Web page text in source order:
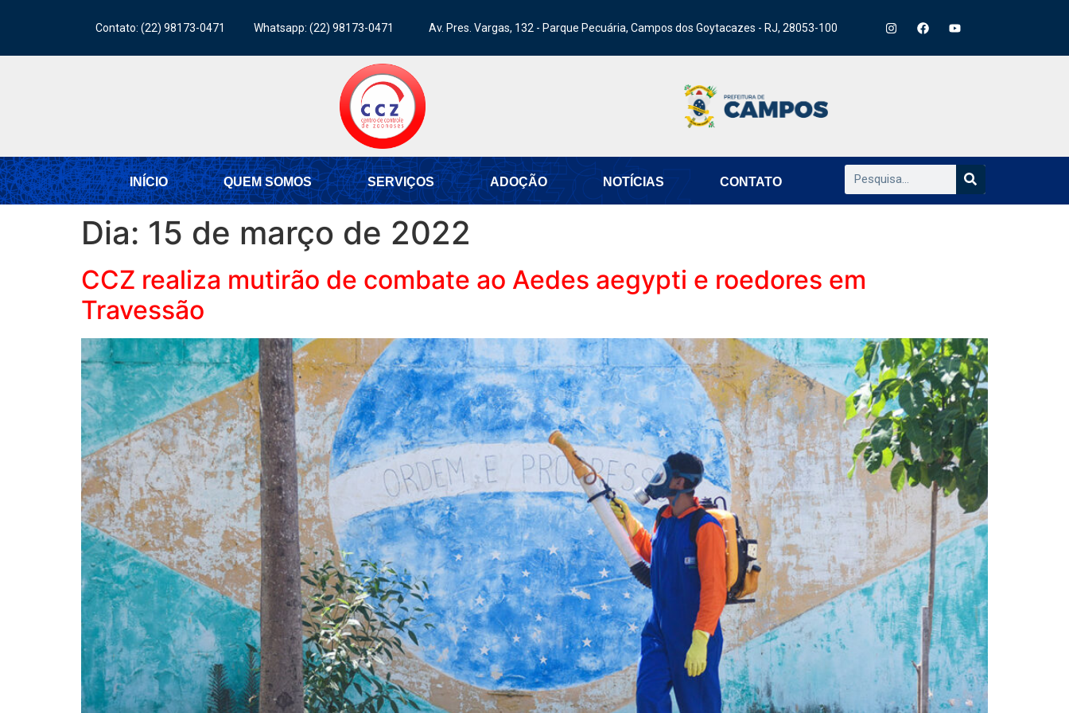
Contato: (22) 98173-0471 Whatsapp: (22) 98173-0471 Av. Pres. Vargas, 132 - Parque Pecuária, Campos dos Goytacazes - RJ, 28053-100
INÍCIO QUEM SOMOS SERVIÇOS ADOÇÃO NOTÍCIAS CONTATO
Dia: 15 de março de 2022
CCZ realiza mutirão de combate ao Aedes aegypti e roedores em
Travessão